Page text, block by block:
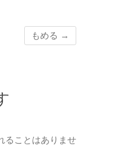
もめる →
ることはありませ